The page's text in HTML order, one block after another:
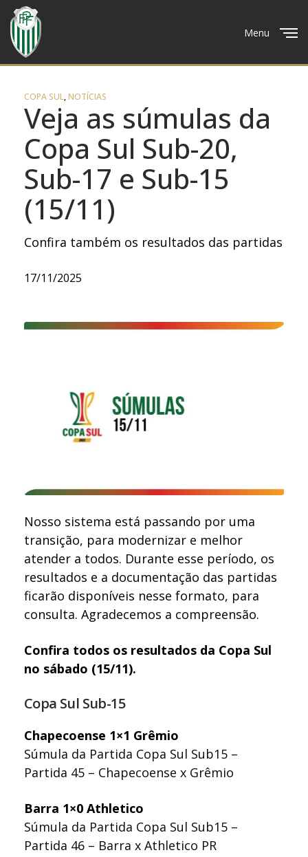
Menu
COPA SUL,NOTÍCIAS
Veja as súmulas da
Copa Sul Sub-20,
Sub-17 e Sub-15
(15/11)
Confira também os resultados das partidas
17/11/2025
Nosso sistema está passando por uma
transição, para modernizar e melhor
atender a todos. Durante esse período, os
resultados e a documentação das partidas
ficarão disponíveis nesse formato, para
consulta. Agradecemos a compreensão.
Confira todos os resultados da Copa Sul
no sábado (15/11).
Copa Sul Sub-15
Chapecoense 1×1 Grêmio
Súmula da Partida Copa Sul Sub15 –
Partida 45 – Chapecoense x Grêmio
Barra 1×0 Athletico
Súmula da Partida Copa Sul Sub15 –
Partida 46 – Barra x Athletico PR